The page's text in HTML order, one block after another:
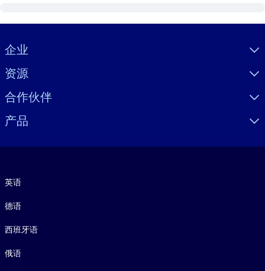
Visually hidden Text
企业
资源
合作伙伴
产品
英语
德语
西班牙语
俄语